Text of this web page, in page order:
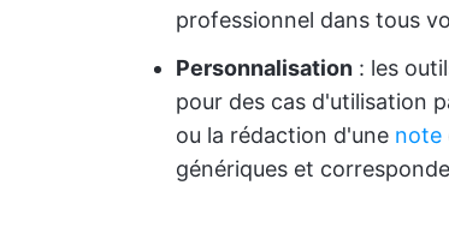
professionnel dans tous
Personnalisation : les
pour des cas d'utilisation
ou la rédaction d'une note
génériques et